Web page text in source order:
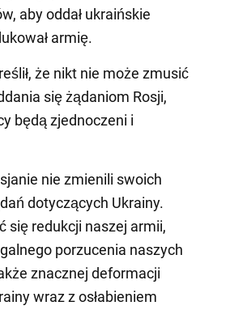
aby oddał ukraińskie
armię.
że nikt nie może zmusić
się żądaniom Rosji,
będą zjednoczeni i
nie zmienili swoich
dotyczących Ukrainy.
się redukcji naszej armii,
porzucenia naszych
znacznej deformacji
wraz z osłabieniem